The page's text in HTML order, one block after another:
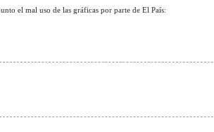
el mal uso de las gráficas por parte de El País: